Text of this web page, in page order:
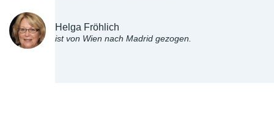
Helga Fröhlich
ist von Wien nach Madrid gezogen.